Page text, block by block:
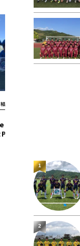
果2022
4位リーグ】11/6
7 徳島市立
1
2